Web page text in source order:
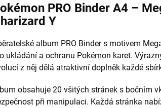
PRO Binder A4 –
Y
album PRO Binder s motivem
ukládání a ochranu Pokémon karet.
z něj dělá atraktivní doplněk každé
obsahuje 20 všitých stránek s bočním
při manipulaci. Každá stránka